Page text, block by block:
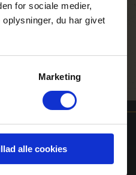
for sociale medier,
du har givet
Marketing
alle cookies
i Herning på